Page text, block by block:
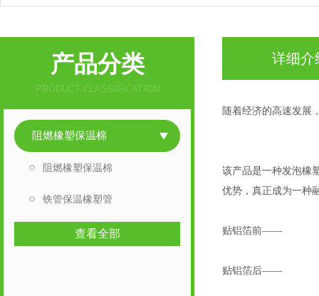
产品分类
PRODUCT CLASSIFICATION
阻燃橡塑保温棉
阻燃橡塑保温棉
铁管保温橡塑管
查看全部
详细介
随着经济的高速发展
该产品是一种发泡橡
优势，真正成为一种
贴铝箔前——
贴铝箔后——